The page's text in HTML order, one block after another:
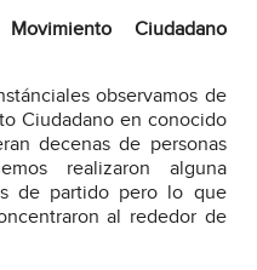
Ciudadano
observamos de
Ciudadano en conocido
decenas de personas
realizaron alguna
de partido pero lo que
al rededor de